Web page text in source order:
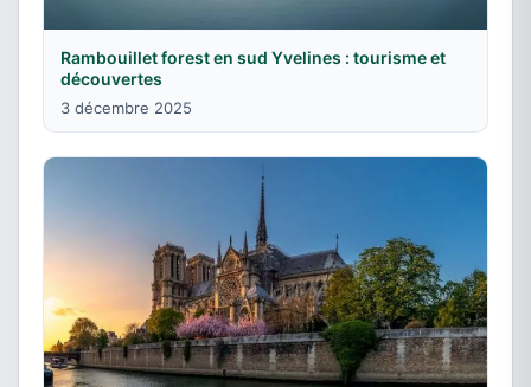
Rambouillet forest en sud Yvelines : tourisme et
découvertes
3 décembre 2025